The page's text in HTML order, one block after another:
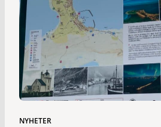
NYHETER